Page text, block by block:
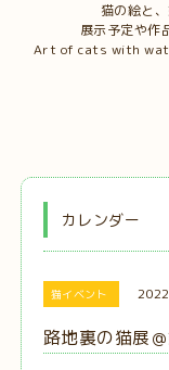
猫の絵と
展示予定や作
Art of cats with
カレンダー
猫イベント
路地裏の猫展